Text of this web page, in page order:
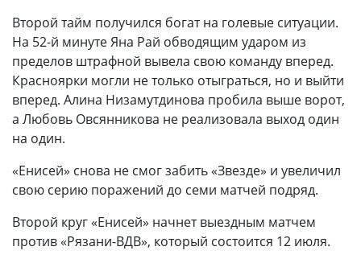
Второй тайм получился богат на голевые ситуации.
На 52-й минуте Яна Рай обводящим ударом из
пределов штрафной вывела свою команду вперед.
Красноярки могли не только отыграться, но и выйти
вперед. Алина Низамутдинова пробила выше ворот,
а Любовь Овсянникова не реализовала выход один
на один.
«Енисей» снова не смог забить «Звезде» и увеличил
свою серию поражений до семи матчей подряд.
Второй круг «Енисей» начнет выездным матчем
против «Рязани-ВДВ», который состоится 12 июля.